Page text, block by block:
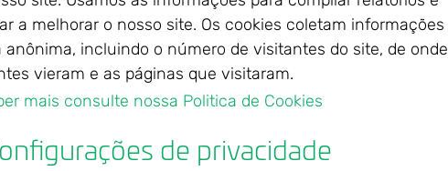
Mistura Tulipa para Pão Francês
a melhorar o nosso site. Os cookies coletam informações
anônima, incluindo o número de visitantes do site, de onde
vieram e as páginas que visitaram.
mais consulte nossa Politica de Cookies
de privacidade